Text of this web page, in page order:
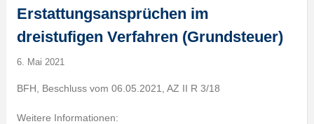
Erstattungsansprüchen im
dreistufigen Verfahren (Grundsteuer)
6. Mai 2021
BFH, Beschluss vom 06.05.2021, AZ II R 3/18
Weitere Informationen: